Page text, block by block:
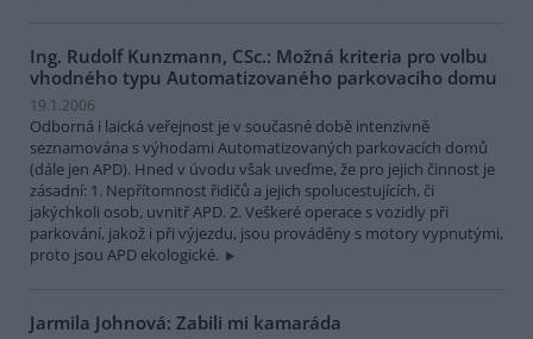
Ing. Rudolf Kunzmann, CSc.: Možná kriteria pro volbu
vhodného typu Automatizovaného parkovacího domu
19.1.2006
Odborná i laická veřejnost je v současné době intenzivně
seznamována s výhodami Automatizovaných parkovacích domů
(dále jen APD). Hned v úvodu však uveďme, že pro jejich činnost je
zásadní: 1. Nepřítomnost řidičů a jejich spolucestujících, či
jakýchkoli osob, uvnitř APD. 2. Veškeré operace s vozidly při
parkování, jakož i při výjezdu, jsou prováděny s motory vypnutými,
proto jsou APD ekologické.
Jarmila Johnová: Zabili mi kamaráda